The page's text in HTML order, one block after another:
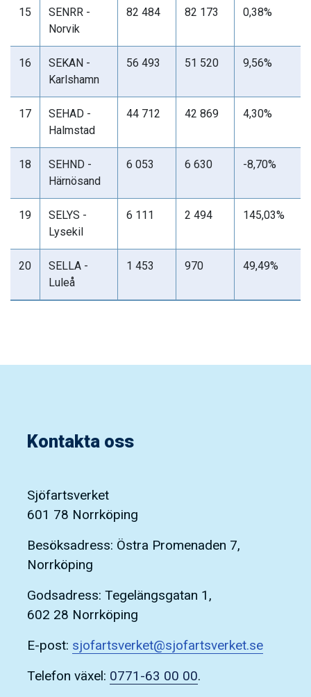
15
SENRR -
Norvik
82 484 82 173 0,38%
16
SEKAN -
Karlshamn
56 493 51 520 9,56%
17
SEHAD -
Halmstad
44 712 42 869 4,30%
18
SEHND -
Härnösand
6 053 6 630 -8,70%
19
SELYS -
Lysekil
6 111 2 494 145,03%
20
SELLA -
Luleå
1 453 970 49,49%
Kontakta oss
Sjöfartsverket
601 78 Norrköping
Besöksadress: Östra Promenaden 7,
Norrköping
Godsadress: Tegelängsgatan 1,
602 28 Norrköping
E-post: sjofartsverket@sjofartsverket.se
Telefon växel: 0771-63 00 00.